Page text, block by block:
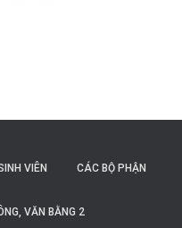
VIÊN CÁC BỘ PHẬN
VĂN BẰNG 2